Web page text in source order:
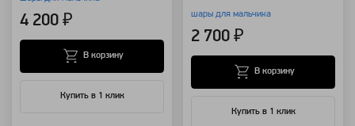
4 200 ₽
Купить в 1 клик
В корзину
шары для мальчика
2 700 ₽
Купить в 1 клик
В корзину